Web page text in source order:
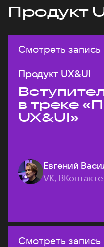
Продукт
Смотреть запись
Продукт UX&UI
в треке
UX&UI»
Евгений
VK, ВКонтакте
Смотреть запись